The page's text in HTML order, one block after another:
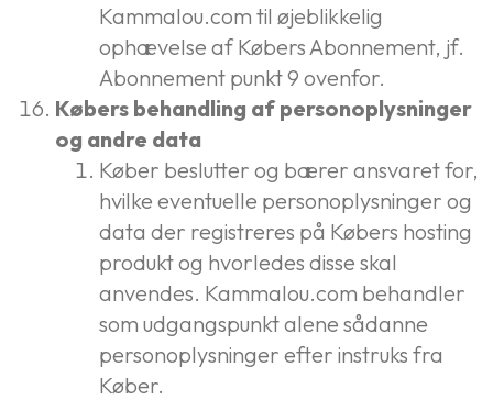
Kammalou.com til øjeblikkelig
ophævelse af Købers Abonnement, jf.
Abonnement punkt 9 ovenfor.
Købers behandling af personoplysninger
og andre data
Køber beslutter og bærer ansvaret for,
hvilke eventuelle personoplysninger og
data der registreres på Købers hosting
produkt og hvorledes disse skal
anvendes. Kammalou.com behandler
som udgangspunkt alene sådanne
personoplysninger efter instruks fra
Køber.